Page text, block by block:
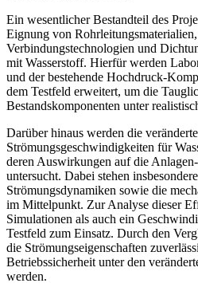
Ein wesentlicher Bestandteil des
Eignung von
Verbindungstechnologien und
mit Wasserstoff. Hierfür werden
und der bestehende Hochdruck-
dem Testfeld erweitert, um die
Bestandskomponenten unter
Darüber hinaus werden die
Strömungsgeschwindigkeiten für
deren Auswirkungen auf die
untersucht. Dabei stehen
Strömungsdynamiken sowie die
im Mittelpunkt. Zur Analyse dieser
Simulationen als auch ein
Testfeld zum Einsatz. Durch den
die Strömungseigenschaften
Betriebssicherheit unter den
werden.